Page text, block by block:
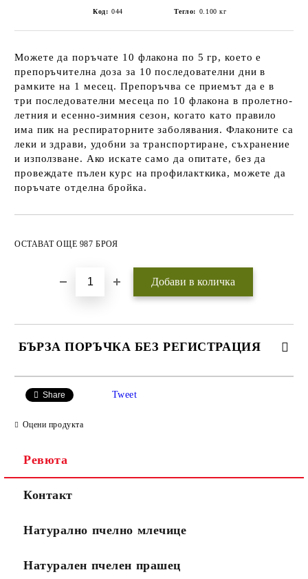
Код: 044 Тегло: 0.100 кг
Можете да поръчате 10 флакона по 5 гр, което е
препоръчителна доза за 10 последователни дни в
рамките на 1 месец. Препоръчва се приемът да е в
три последователни месеца по 10 флакона в пролетно-
летния и есенно-зимния сезон, когато като правило
има пик на респираторните заболявания. Флаконите са
леки и здрави, удобни за транспортиране, съхранение
и използване. Ако искате само да опитате, без да
провеждате пълен курс на профилакткика, можете да
поръчате отделна бройка.
ОСТАВАТ ОЩЕ 987 БРОЯ
БЪРЗА ПОРЪЧКА БЕЗ РЕГИСТРАЦИЯ
до няколко дни за да
да пристигне максимално
0888323134.
Share Tweet
Оцени продукта
Ревюта
Контакт
Натурално пчелно млечице
Натурален пчелен прашец